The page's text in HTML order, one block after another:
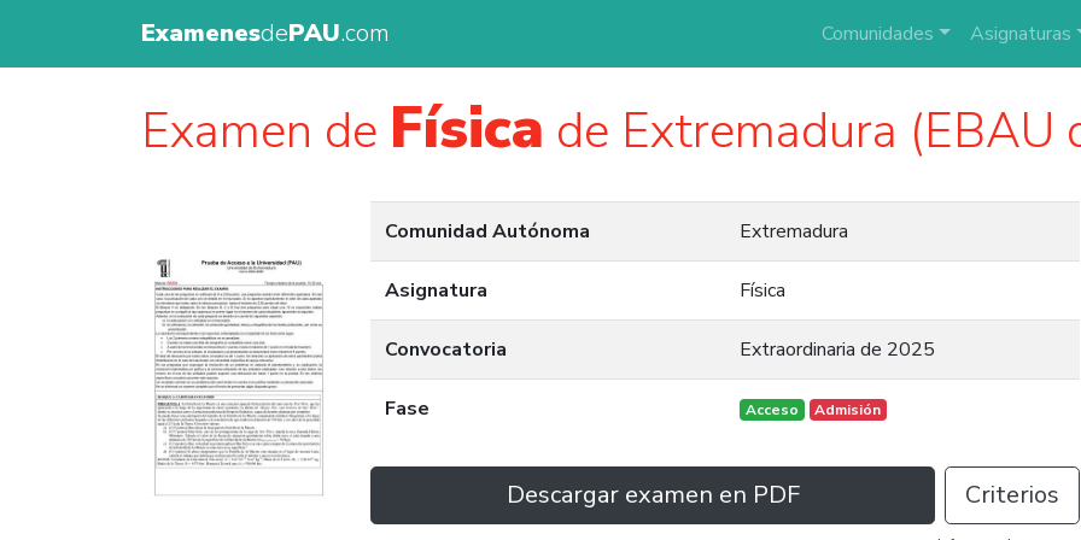
ExamenesdePAU.com Comunidades Asignaturas
Examen de Física de Extremadura (EBAU
Comunidad Autónoma Extremadura
Asignatura Física
Convocatoria Extraordinaria de 2025
Fase Acceso Admisión
Descargar examen en PDF Criterios